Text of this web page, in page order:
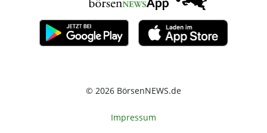
© 2026 BörsenNEWS.de
Impressum